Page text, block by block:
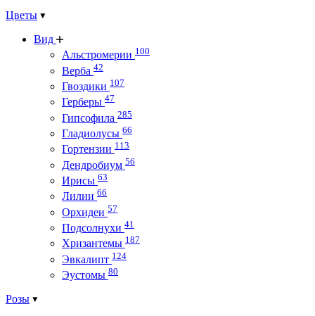
Цветы
Вид
Альстромерии 100
Верба 42
Гвоздики 107
Герберы 47
Гипсофила 285
Гладиолусы 66
Гортензии 113
Дендробиум 56
Ирисы 63
Лилии 66
Орхидеи 57
Подсолнухи 41
Хризантемы 187
Эвкалипт 124
Эустомы 80
Розы